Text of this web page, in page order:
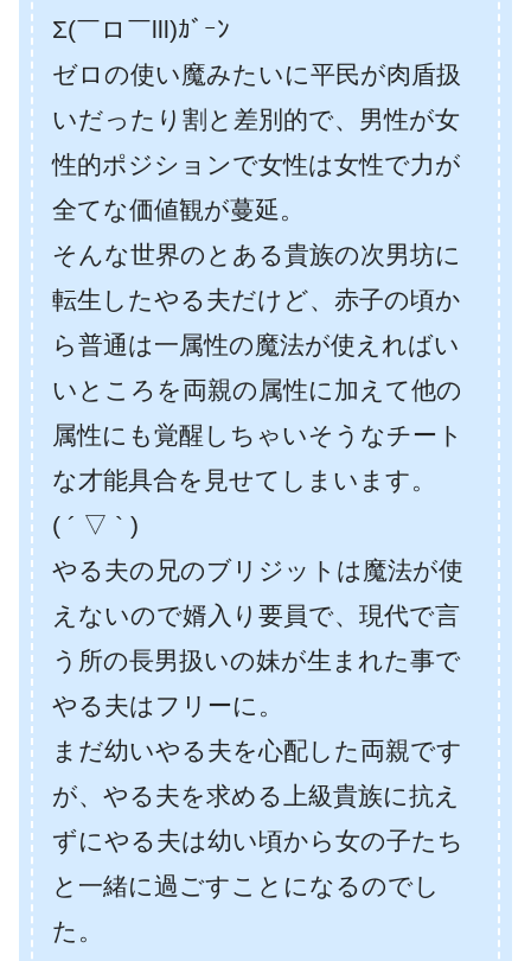
Σ(￣ロ￣lll)ｶﾞｰﾝ
ゼロの使い魔みたいに平民が肉盾扱
いだったり割と差別的で、男性が女
性的ポジションで女性は女性で力が
全てな価値観が蔓延。
そんな世界のとある貴族の次男坊に
転生したやる夫だけど、赤子の頃か
ら普通は一属性の魔法が使えればい
いところを両親の属性に加えて他の
属性にも覚醒しちゃいそうなチート
な才能具合を見せてしまいます。
( ´ ▽ ` )
やる夫の兄のブリジットは魔法が使
えないので婿入り要員で、現代で言
う所の長男扱いの妹が生まれた事で
やる夫はフリーに。
まだ幼いやる夫を心配した両親です
が、やる夫を求める上級貴族に抗え
ずにやる夫は幼い頃から女の子たち
と一緒に過ごすことになるのでし
た。